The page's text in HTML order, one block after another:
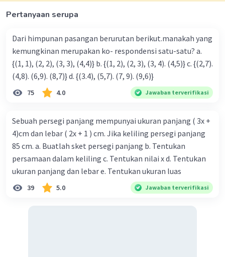
Pertanyaan serupa
Dari himpunan pasangan berurutan berikut.manakah yang
kemungkinan merupakan ko- respondensi satu-satu? a.
{(1, 1), (2, 2), (3, 3), (4,4)} b. {(1, 2), (2, 3), (3, 4). (4,5)} c. {(2,7).
(4,8). (6,9). (8,7)} d. {(3.4), (5,7). (7, 9). (9,6)}
75 4.0 Jawaban terverifikasi
Sebuah persegi panjang mempunyai ukuran panjang ( 3x +
4)cm dan lebar ( 2x + 1 ) cm. Jika keliling persegi panjang
85 cm. a. Buatlah sket persegi panjang b. Tentukan
persamaan dalam keliling c. Tentukan nilai x d. Tentukan
ukuran panjang dan lebar e. Tentukan ukuran luas
39 5.0 Jawaban terverifikasi